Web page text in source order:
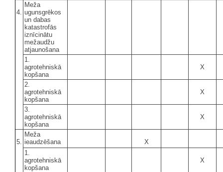
4.
Meža
ugunsgrēkos
un dabas
katastrofās
iznīcinātu
mežaudžu
atjaunošana
1.
agrotehniskā
kopšana
X
2.
agrotehniskā
kopšana
X
3.
agrotehniskā
kopšana
X
5.
Meža
ieaudzēšana
X
1.
agrotehniskā
kopšana
X